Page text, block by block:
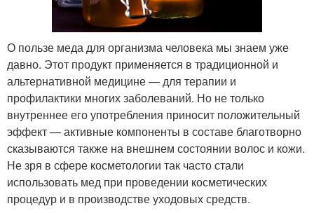
О пользе меда для организма человека мы знаем уже
давно. Этот продукт применяется в традиционной и
альтернативной медицине — для терапии и
профилактики многих заболеваний. Но не только
внутреннее его употребления приносит положительный
эффект — активные компоненты в составе благотворно
сказываются также на внешнем состоянии волос и кожи.
Не зря в сфере косметологии так часто стали
использовать мед при проведении косметических
процедур и в производстве уходовых средств.